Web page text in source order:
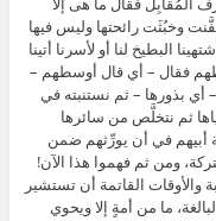
وخبُثَت رائحتها وليس فيها
البطيخ لنا أو لأسرنا أتينا
فقال – أي قال أوسطهم –
أي بذورها – ثم نستنبته في
ثم نتخلَّص من سائرها
أبيهم في أن يورِّثهم ضمن
ومن ثم فهموا هذا الآن!
والأوقات القاتمة أن تستشير
ما من أمةٍ إلا ويحوي